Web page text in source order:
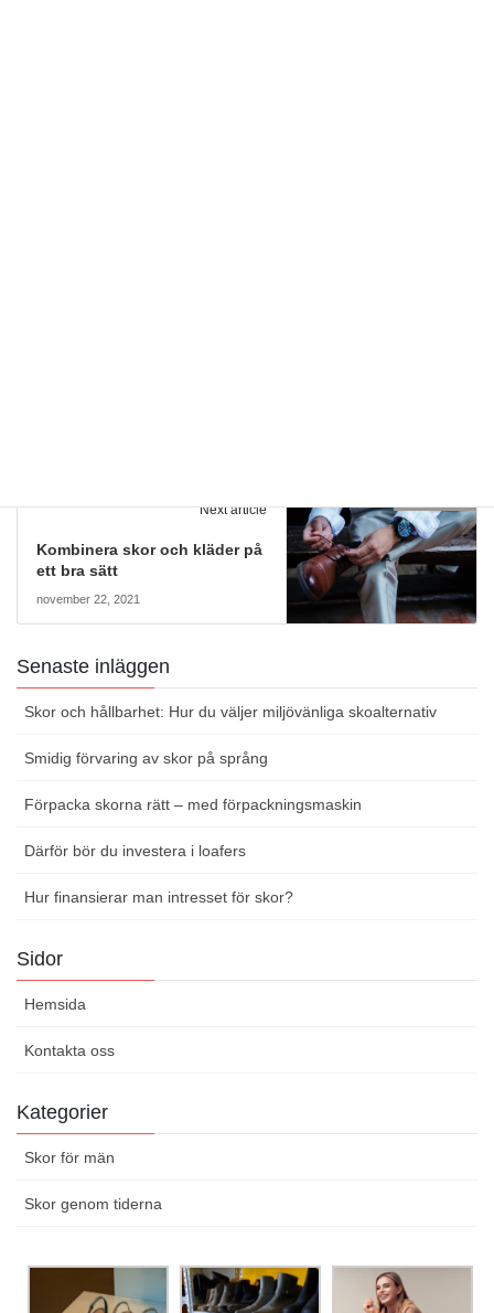
Next article
Kombinera skor och kläder på
ett bra sätt
november 22, 2021
Senaste inläggen
Skor och hållbarhet: Hur du väljer miljövänliga skoalternativ
Smidig förvaring av skor på språng
Förpacka skorna rätt – med förpackningsmaskin
Därför bör du investera i loafers
Hur finansierar man intresset för skor?
Sidor
Hemsida
Kontakta oss
Kategorier
Skor för män
Skor genom tiderna